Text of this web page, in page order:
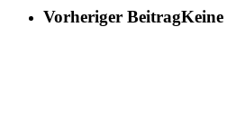
Vorheriger BeitragKeine